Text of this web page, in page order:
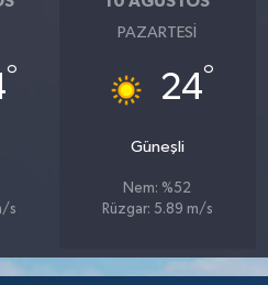
°
s
PAZARTESI
24°
Güneşli
Nem: %52
Rüzgar: 5.89 m/s